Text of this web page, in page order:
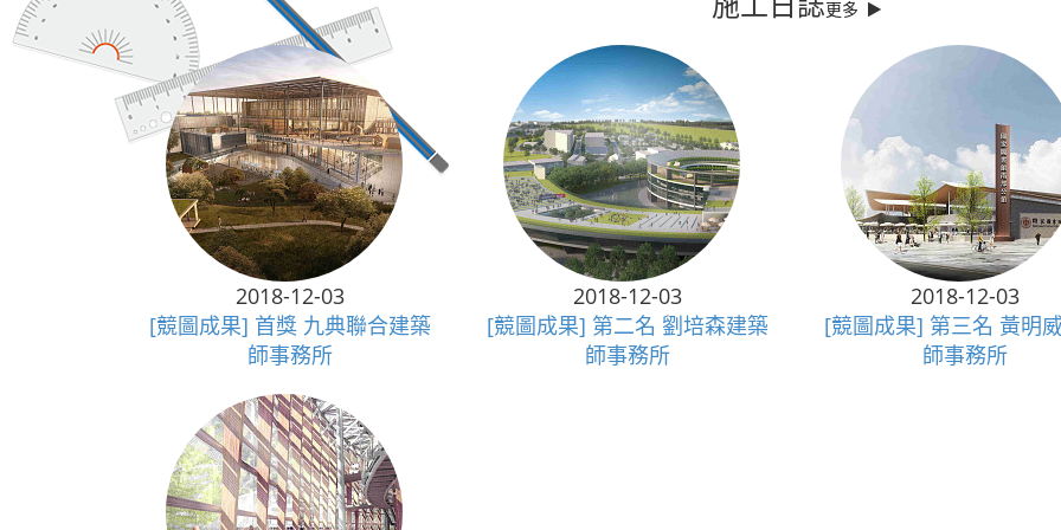
更多
2018-12-03
[競圖成果] 首獎 九典聯合建築
師事務所
2018-12-03
[競圖成果] 第二名 劉培森建築
師事務所
2018-12-03
[競圖成果] 第三名 黃明
師事務所